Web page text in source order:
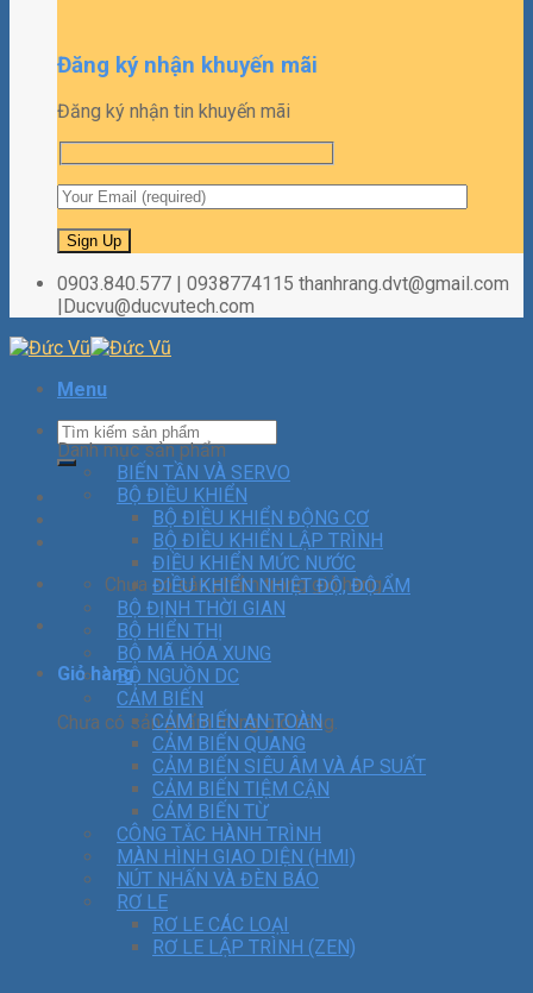
Đăng ký nhận khuyến mãi
Đăng ký nhận tin khuyến mãi
0903.840.577 | 0938774115 thanhrang.dvt@gmail.com
|Ducvu@ducvutech.com
Menu
Chưa có sản phẩm trong giỏ hàng.
Giỏ hàng
Chưa có sản phẩm trong giỏ hàng.
Danh mục sản phẩm
BIẾN TẦN VÀ SERVO
BỘ ĐIỀU KHIỂN
BỘ ĐIỀU KHIỂN ĐỘNG CƠ
BỘ ĐIỀU KHIỂN LẬP TRÌNH
ĐIỀU KHIỂN MỨC NƯỚC
ĐIỀU KHIỂN NHIỆT ĐỘ, ĐỘ ẨM
BỘ ĐỊNH THỜI GIAN
BỘ HIỂN THỊ
BỘ MÃ HÓA XUNG
BỘ NGUỒN DC
CẢM BIẾN
CẢM BIẾN AN TOÀN
CẢM BIẾN QUANG
CẢM BIẾN SIÊU ÂM VÀ ÁP SUẤT
CẢM BIẾN TIỆM CẬN
CẢM BIẾN TỪ
CÔNG TẮC HÀNH TRÌNH
MÀN HÌNH GIAO DIỆN (HMI)
NÚT NHẤN VÀ ĐÈN BÁO
RƠ LE
RƠ LE CÁC LOẠI
RƠ LE LẬP TRÌNH (ZEN)